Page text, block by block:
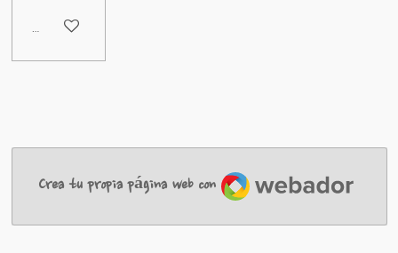
Deshabilitado
Crea tu propia página web con
Webador